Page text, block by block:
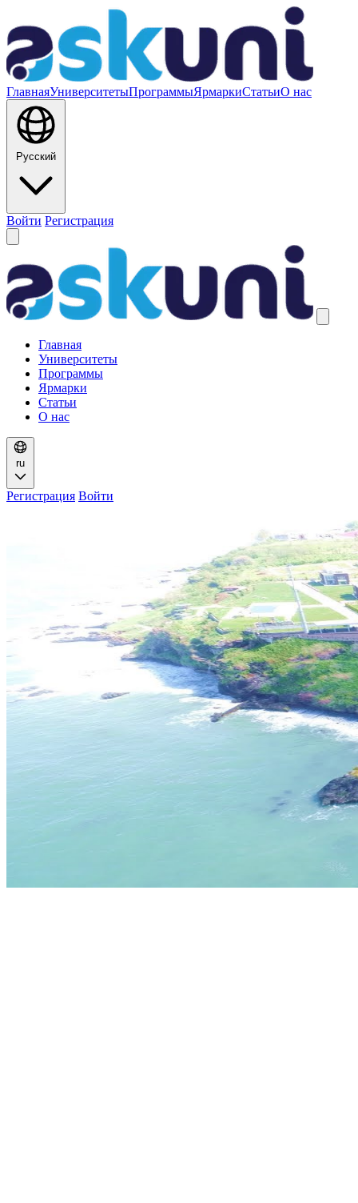
ГлавнаяУниверситетыПрограммыЯрмаркиСтатьиО нас
Русский
Войти Регистрация
Главная
Университеты
Программы
Ярмарки
Статьи
О нас
ru
Регистрация Войти